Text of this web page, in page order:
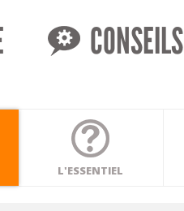
CONSEILS
L'ESSENTIEL